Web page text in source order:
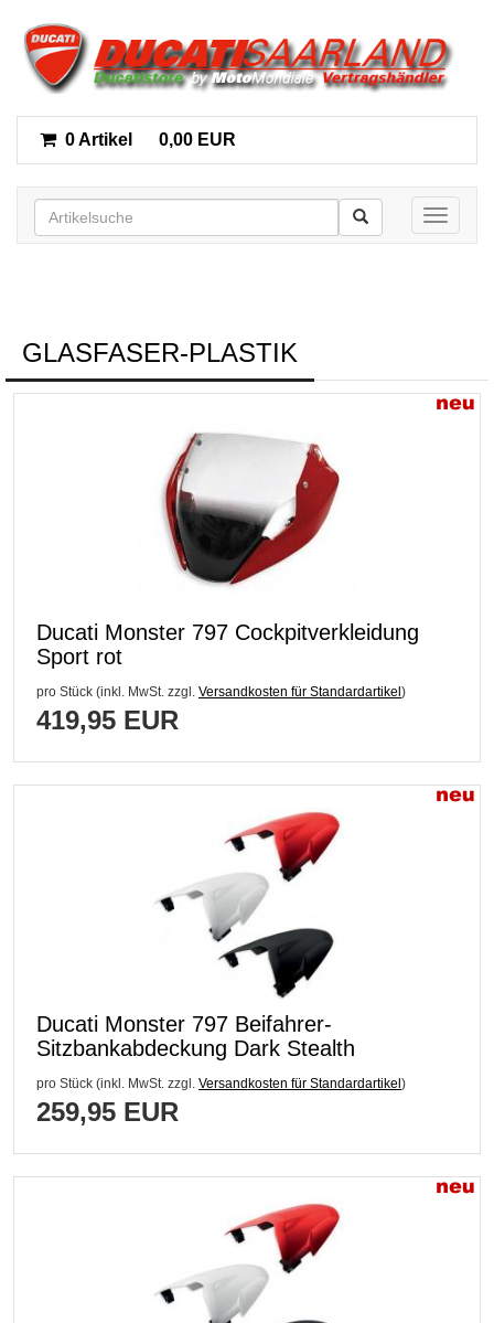
0 Artikel 0,00 EUR
Toggle
GLASFASER-PLASTIK
Ducati Monster 797 Cockpitverkleidung
Sport rot
pro Stück (inkl. MwSt. zzgl. Versandkosten für Standardartikel)
419,95 EUR
Ducati Monster 797 Beifahrer-
Sitzbankabdeckung Dark Stealth
pro Stück (inkl. MwSt. zzgl. Versandkosten für Standardartikel)
259,95 EUR